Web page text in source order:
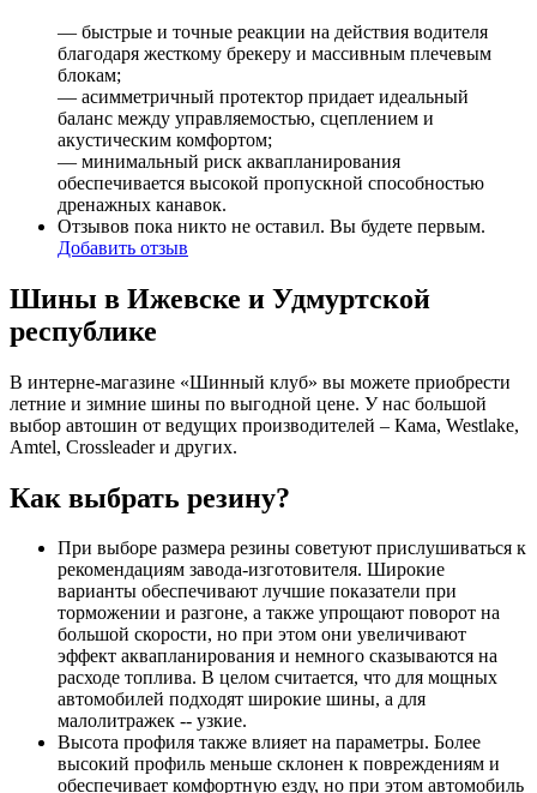
— быстрые и точные реакции на действия водителя
благодаря жесткому брекеру и массивным плечевым
блокам;
— асимметричный протектор придает идеальный
баланс между управляемостью, сцеплением и
акустическим комфортом;
— минимальный риск аквапланирования
обеспечивается высокой пропускной способностью
дренажных канавок.
Отзывов пока никто не оставил. Вы будете первым.
Добавить отзыв
Шины в Ижевске и Удмуртской
республике
В интерне-магазине «Шинный клуб» вы можете приобрести
летние и зимние шины по выгодной цене. У нас большой
выбор автошин от ведущих производителей – Кама, Westlake,
Amtel, Crossleader и других.
Как выбрать резину?
При выборе размера резины советуют прислушиваться к
рекомендациям завода-изготовителя. Широкие
варианты обеспечивают лучшие показатели при
торможении и разгоне, а также упрощают поворот на
большой скорости, но при этом они увеличивают
эффект аквапланирования и немного сказываются на
расходе топлива. В целом считается, что для мощных
автомобилей подходят широкие шины, а для
малолитражек -- узкие.
Высота профиля также влияет на параметры. Более
высокий профиль меньше склонен к повреждениям и
обеспечивает комфортную езду, но при этом автомобиль